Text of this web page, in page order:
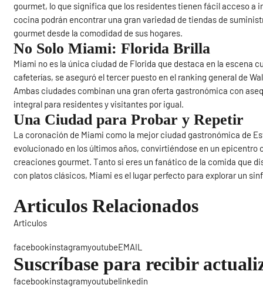
gourmet, lo que significa que los residentes tienen fácil acceso a
cocina podrán encontrar una gran variedad de tiendas de
gourmet desde la comodidad de sus hogares.
No Solo Miami: Florida Brilla
Miami no es la única ciudad de Florida que destaca en la escena
cafeterías, se aseguró el tercer puesto en el ranking general de
Ambas ciudades combinan una gran oferta gastronómica con
integral para residentes y visitantes por igual.
Una Ciudad para Probar y Repetir
La coronación de Miami como la mejor ciudad gastronómica de
evolucionado en los últimos años, convirtiéndose en un
creaciones gourmet. Tanto si eres un fanático de la comida que
con platos clásicos, Miami es el lugar perfecto para explorar un
Articulos Relacionados
Articulos
facebookinstagramyoutubeEMAIL
Suscríbase para recibir
facebookinstagramyoutubelinkedin